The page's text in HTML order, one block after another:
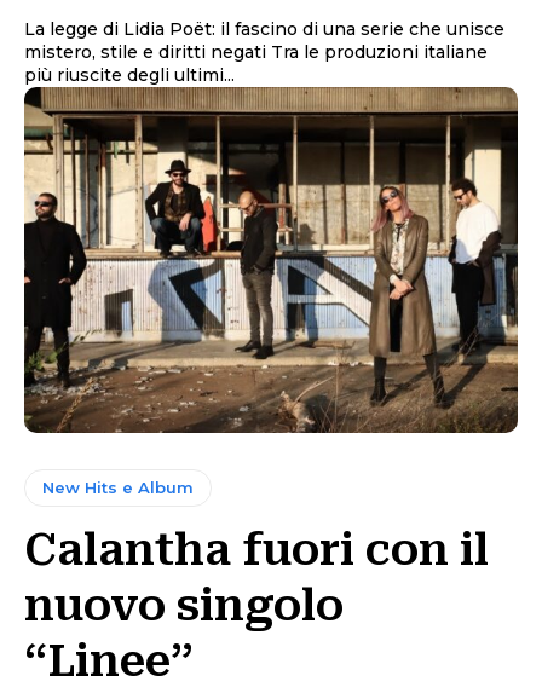
La legge di Lidia Poët: il fascino di una serie che unisce
mistero, stile e diritti negati Tra le produzioni italiane
più riuscite degli ultimi...
New Hits e Album
Calantha fuori con il
nuovo singolo
“Linee”